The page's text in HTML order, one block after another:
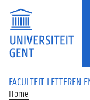
Overslaan en naar de
FACULTEIT LETTEREN
Home